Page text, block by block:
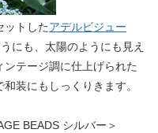
ットしたアデルビジュー
にも、太陽のようにも見え
テージ調に仕上げられた
装にもしっくりきます。
BEADS シルバー＞